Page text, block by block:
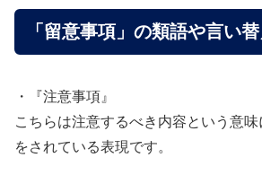
「留意事項」の類語や言い替
・『注意事項』
こちらは注意するべき内容という意
をされている表現です。